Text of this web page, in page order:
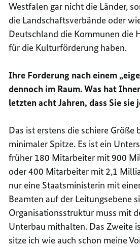
Westfalen gar nicht die Länder,
die Landschaftsverbände oder
Deutschland die Kommunen die
für die Kulturförderung haben.
Ihre Forderung nach einem
dennoch im Raum. Was hat
letzten acht Jahren, dass Sie sie
Das ist erstens die schiere Größe
minimaler Spitze. Es ist ein
früher 180 Mitarbeiter mit 900
oder 400 Mitarbeiter mit 2,1
nur eine Staatsministerin mit
Beamten auf der Leitungsebene
Organisationsstruktur muss mit
Unterbau mithalten. Das Zweite
sitze ich wie auch schon meine